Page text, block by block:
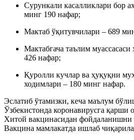
Сурункали касалликлари бор
минг 190 нафар;
Мактаб ўқитувчилари – 689
Мактабгача таълим
426 нафар;
Қуролли кучлар ва ҳуқуқни
ходимлари – 180 минг нафар.
Эслатиб ўтамизки, кеча маълум
Ўзбекистонда коронавирусга
Хитой вакцинасидан
Вакцина мамлакатда ишлаб